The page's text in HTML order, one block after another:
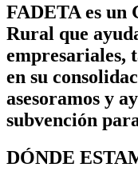
FADETA es un
Rural que
empresariales,
en su
asesoramos y
subvención
DÓNDE